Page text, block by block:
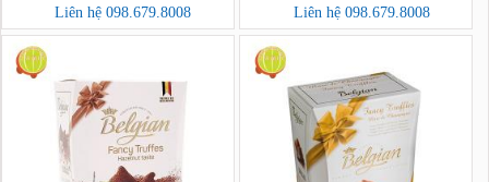
Liên hệ 098.679.8008
Liên hệ 098.679.8008